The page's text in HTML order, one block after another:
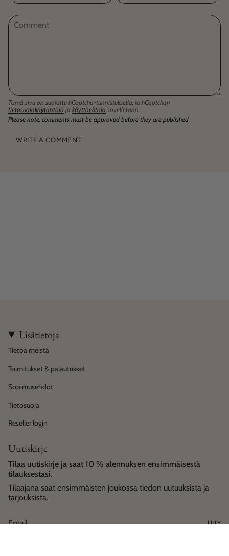
Tämä sivu on suojattu hCaptcha-tunnistuksella, ja hCaptchan
tietosuojakäytäntöjä ja käyttöehtoja sovelletaan.
Please note, comments must be approved before they are published
Lisätietoja
Tietoa meistä
Toimitukset & palautukset
Sopimusehdot
Tietosuoja
Reseller login
Uutiskirje
Tilaa uutiskirje ja saat 10 % alennuksen ensimmäisestä
tilauksestasi.
Tilaajana saat ensimmäisten joukossa tiedon uutuuksista ja
tarjouksista.
LIITY